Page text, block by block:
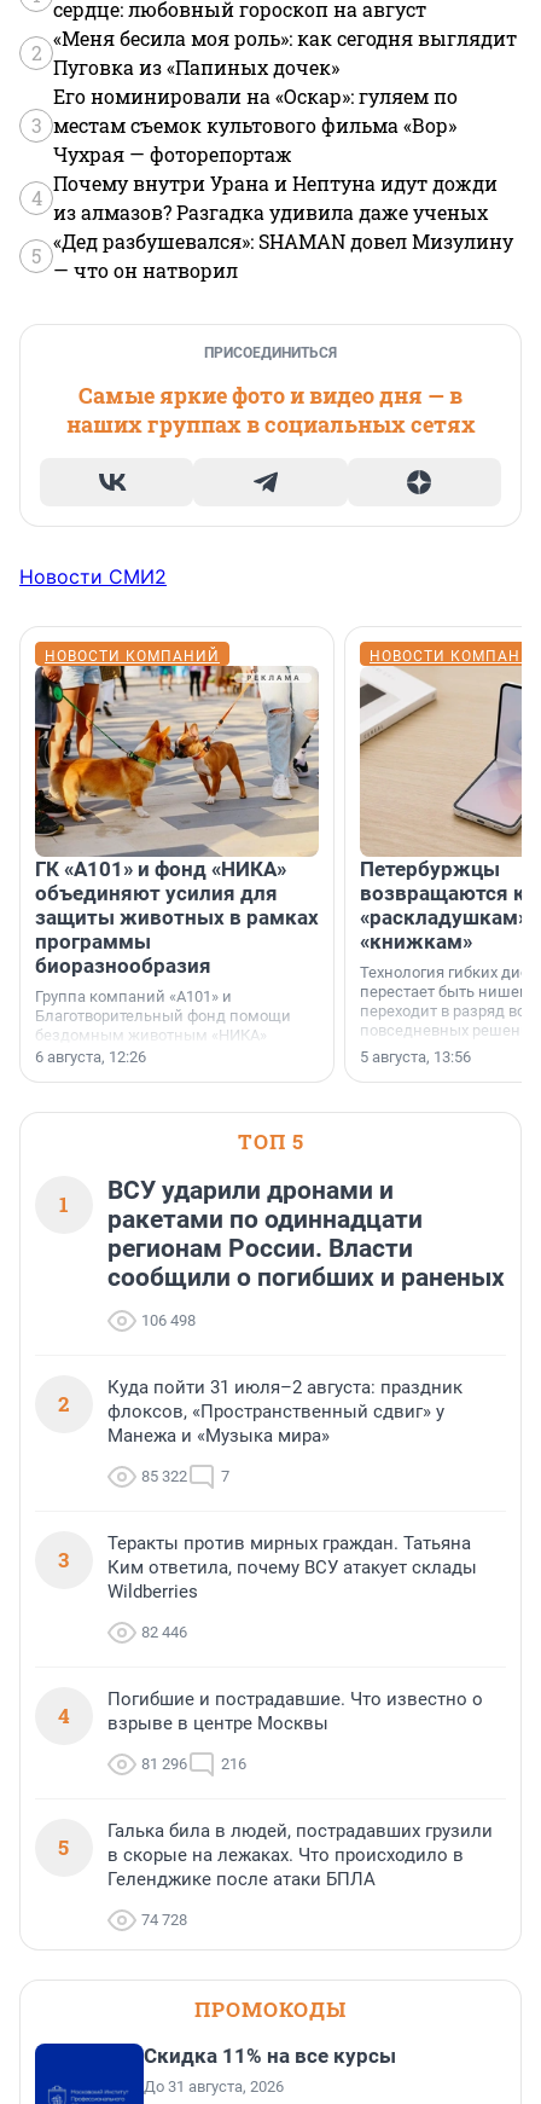
сердце: любовный гороскоп на август
2
«Меня бесила моя роль»: как сегодня выглядит
Пуговка из «Папиных дочек»
3
Его номинировали на «Оскар»: гуляем по
местам съемок культового фильма «Вор»
Чухрая — фоторепортаж
4
Почему внутри Урана и Нептуна идут дожди
из алмазов? Разгадка удивила даже ученых
5
«Дед разбушевался»: SHAMAN довел Мизулину
— что он натворил
ПРИСОЕДИНИТЬСЯ
Самые яркие фото и видео дня — в
наших группах в социальных сетях
Новости СМИ2
НОВОСТИ КОМПАНИЙ
ГК «А101» и фонд «НИКА»
объединяют усилия для
защиты животных в рамках
программы
биоразнообразия
Группа компаний «А101» и
Благотворительный фонд помощи
бездомным животным «НИКА»
заключили соглашение о
6 августа, 12:26
НОВОСТИ
Петербуржцы
возвращаются к
«раскладушкам»
«книжкам»
Технология гибких
перестает быть
переходит в разряд
повседневных
5 августа, 13:56
ТОП 5
1
ВСУ ударили дронами и
ракетами по одиннадцати
регионам России. Власти
сообщили о погибших и раненых
106 498
2
Куда пойти 31 июля–2 августа: праздник
флоксов, «Пространственный сдвиг» у
Манежа и «Музыка мира»
85 322 7
3
Теракты против мирных граждан. Татьяна
Ким ответила, почему ВСУ атакует склады
Wildberries
82 446
4
Погибшие и пострадавшие. Что известно о
взрыве в центре Москвы
81 296 216
5
Галька била в людей, пострадавших грузили
в скорые на лежаках. Что происходило в
Геленджике после атаки БПЛА
74 728
ПРОМОКОДЫ
Скидка 11% на все курсы
До 31 августа, 2026